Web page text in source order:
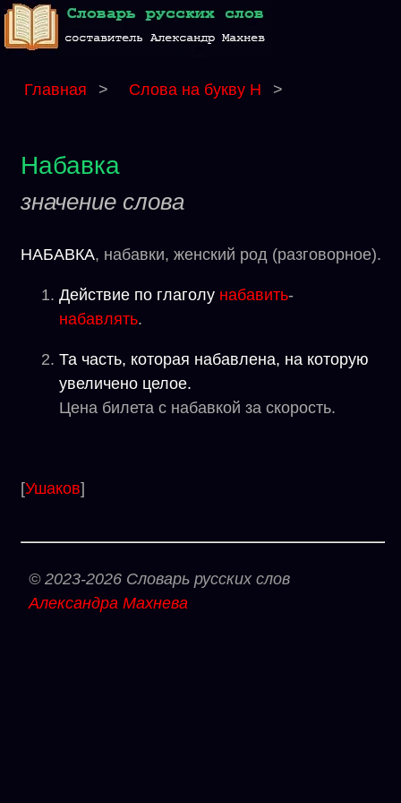
Главная > Слова на букву Н >
Набавка
значение слова
НАБАВКА, набавки, женский род (разговорное).
Действие по глаголу набавить-
набавлять.
Та часть, которая набавлена, на которую
увеличено целое.
Цена билета с набавкой за скорость.
[Ушаков]
© 2023-2026 Словарь русских слов
Александра Махнева